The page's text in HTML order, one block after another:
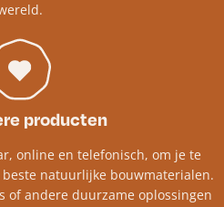
producten
online en telefonisch, om je te
natuurlijke bouwmaterialen.
of andere duurzame oplossingen